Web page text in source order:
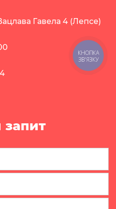
Гавела 4 (Лепсе)
КНОПКА
ЗВ'ЯЗКУ